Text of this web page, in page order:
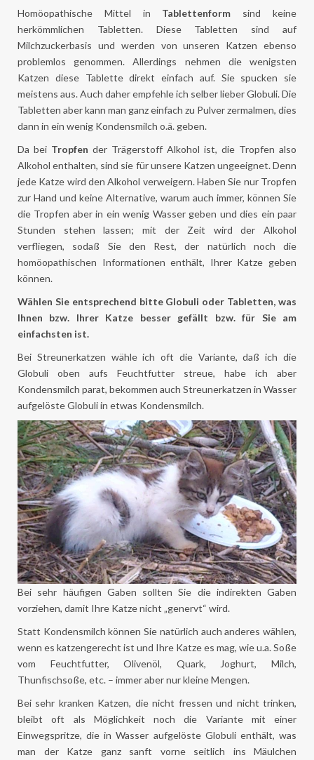
Homöopathische Mittel in Tablettenform sind keine
herkömmlichen Tabletten. Diese Tabletten sind auf
Milchzuckerbasis und werden von unseren Katzen ebenso
problemlos genommen. Allerdings nehmen die wenigsten
Katzen diese Tablette direkt einfach auf. Sie spucken sie
meistens aus. Auch daher empfehle ich selber lieber Globuli. Die
Tabletten aber kann man ganz einfach zu Pulver zermalmen, dies
dann in ein wenig Kondensmilch o.ä. geben.
Da bei Tropfen der Trägerstoff Alkohol ist, die Tropfen also
Alkohol enthalten, sind sie für unsere Katzen ungeeignet. Denn
jede Katze wird den Alkohol verweigern. Haben Sie nur Tropfen
zur Hand und keine Alternative, warum auch immer, können Sie
die Tropfen aber in ein wenig Wasser geben und dies ein paar
Stunden stehen lassen; mit der Zeit wird der Alkohol
verfliegen, sodaß Sie den Rest, der natürlich noch die
homöopathischen Informationen enthält, Ihrer Katze geben
können.
Wählen Sie entsprechend bitte Globuli oder Tabletten, was
Ihnen bzw. Ihrer Katze besser gefällt bzw. für Sie am
einfachsten ist.
Bei Streunerkatzen wähle ich oft die Variante, daß ich die
Globuli oben aufs Feuchtfutter streue, habe ich aber
Kondensmilch parat, bekommen auch Streunerkatzen in Wasser
aufgelöste Globuli in etwas Kondensmilch.
Bei sehr häufigen Gaben sollten Sie die indirekten Gaben
vorziehen, damit Ihre Katze nicht „genervt“ wird.
Statt Kondensmilch können Sie natürlich auch anderes wählen,
wenn es katzengerecht ist und Ihre Katze es mag, wie u.a. Soße
vom Feuchtfutter, Olivenöl, Quark, Joghurt, Milch,
Thunfischsoße, etc. – immer aber nur kleine Mengen.
Bei sehr kranken Katzen, die nicht fressen und nicht trinken,
bleibt oft als Möglichkeit noch die Variante mit einer
Einwegspritze, die in Wasser aufgelöste Globuli enthält, was
man der Katze ganz sanft vorne seitlich ins Mäulchen